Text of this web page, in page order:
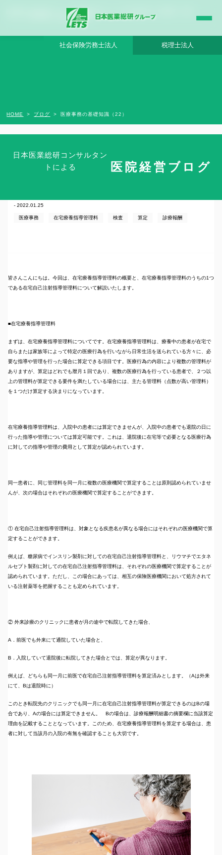
医療事務の基礎知識（22） - 日本医業総研グループ |日本医業総研｜医院開業・承継・
クリニック経営支援・医療モール開発
社会保険労務士法人 税理士法人
日本医業総研コンサルタン
トによる
医院経営ブログ
HOME ブログ 医療事務の基礎知識（22）
医療事務の基礎知識（22）
- 2022.01.25
医療事務 在宅療養指導管理料 検査 算定 診療報酬
皆さんこんにちは。今回は、在宅療養指導管理料の概要と、在宅療養指導管理料のうちの1つ
である在宅自己注射指導管理料について解説いたします。
■在宅療養指導管理料
まずは、在宅療養指導管理料についてです。在宅療養指導管理料は、療養中の患者が在宅で
自らまたは家族等によって特定の医療行為を行いながら日常生活を送られている方々に、必
要な指導や管理を行った場合に算定できる項目です。医療行為の内容により複数の管理料が
ありますが、算定はどれでも暦月１回であり、複数の医療行為を行っている患者で、２つ以
上の管理料が算定できる要件を満たしている場合には、主たる管理料（点数が高い管理料）
を１つだけ算定する決まりになっています。
在宅療養指導管理料は、入院中の患者には算定できませんが、入院中の患者でも退院の日に
行った指導や管理については算定可能です。これは、退院後に在宅等で必要となる医療行為
に対しての指導や管理の費用として算定が認められています。
同一患者に、同じ管理料を同一月に複数の医療機関で算定することは原則認められていませ
んが、次の場合はそれぞれの医療機関で算定することができます。
① 在宅自己注射指導管理料は、対象となる疾患名が異なる場合にはそれぞれの医療機関で算
定することができます。
例えば、糖尿病でインスリン製剤に対しての在宅自己注射指導管理料と、リウマチでエタネ
ルセプト製剤に対しての在宅自己注射指導管理料は、それぞれの医療機関で算定することが
認められています。ただし、この場合にあっては、相互の保険医療機関において処方されて
いる注射薬等を把握することも定められています。
② 外来診療のクリニックに患者が月の途中で転院してきた場合、
A．前医でも外来にて通院していた場合と、
B．入院していて退院後に転院してきた場合とでは、算定が異なります。
例えば、どちらも同一月に前医で在宅自己注射指導管理料を算定済みとします。（Aは外来
にて、Bは退院時に）
このとき転院先のクリニックでも同一月に在宅自己注射指導管理料が算定できるのはBの場
合であり、Aの場合には算定できません。 Bの場合は、診療報酬明細書の摘要欄に当該算定
理由を記載することとなっています。このため、在宅療養指導管理料を算定する場合は、患
者に対して当該月の入院の有無を確認することも大切です。